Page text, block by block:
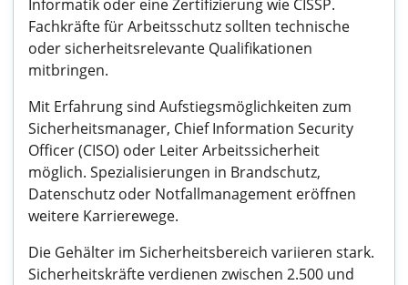
Informatik oder eine Zertifizierung wie CISSP.
Fachkräfte für Arbeitsschutz sollten technische
oder sicherheitsrelevante Qualifikationen
mitbringen.
Mit Erfahrung sind Aufstiegsmöglichkeiten zum
Sicherheitsmanager, Chief Information Security
Officer (CISO) oder Leiter Arbeitssicherheit
möglich. Spezialisierungen in Brandschutz,
Datenschutz oder Notfallmanagement eröffnen
weitere Karrierewege.
Die Gehälter im Sicherheitsbereich variieren stark.
Sicherheitskräfte verdienen zwischen 2.500 und